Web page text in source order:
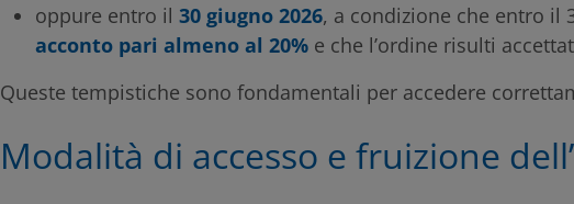
oppure entro il 30 giugno 2026, a condizione che entro il
acconto pari almeno al 20% e che l’ordine risulti
Queste tempistiche sono fondamentali per accedere
Modalità di accesso e fruizione